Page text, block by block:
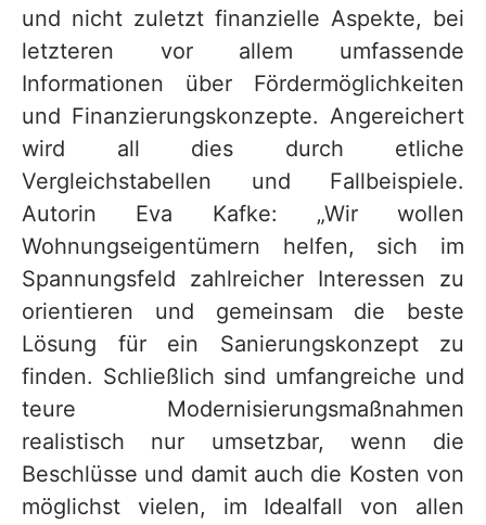
und nicht zuletzt finanzielle Aspekte, bei
letzteren vor allem umfassende
Informationen über Fördermöglichkeiten
und Finanzierungskonzepte. Angereichert
wird all dies durch etliche
Vergleichstabellen und Fallbeispiele.
Autorin Eva Kafke: „Wir wollen
Wohnungseigentümern helfen, sich im
Spannungsfeld zahlreicher Interessen zu
orientieren und gemeinsam die beste
Lösung für ein Sanierungskonzept zu
finden. Schließlich sind umfangreiche und
teure Modernisierungsmaßnahmen
realistisch nur umsetzbar, wenn die
Beschlüsse und damit auch die Kosten von
möglichst vielen, im Idealfall von allen